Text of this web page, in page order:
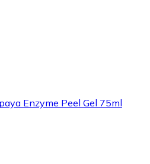
Enzyme Peel Gel 75ml